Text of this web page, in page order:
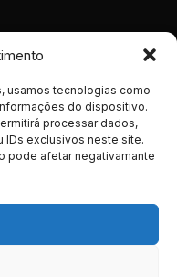
usamos tecnologias como
do dispositivo.
processar dados,
IDs exclusivos neste site.
pode afetar negativamante